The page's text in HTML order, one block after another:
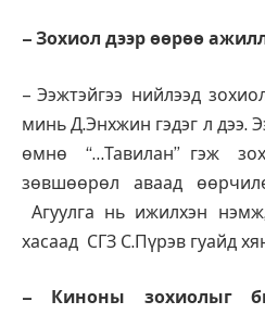
– Зохиол дээр өөрөө
– Ээжтэйгээ нийлээд
минь Д.Энхжин гэдэг л
өмнө “…Тавилан” гэж
зөвшөөрөл аваад
Агуулга нь ижилхэн
хасаад СГЗ С.Пүрэв гуайд
– Киноны зохиолыг